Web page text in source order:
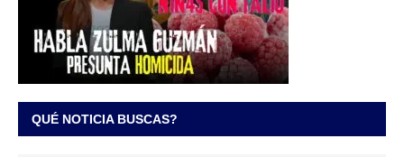
QUÉ NOTICIA BUSCAS?